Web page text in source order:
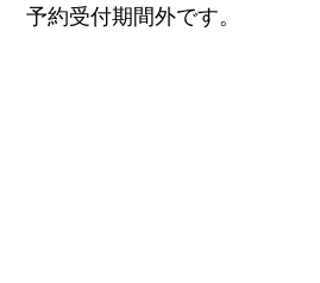
予約受付期間外です。